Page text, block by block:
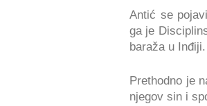
Antić se
ga je
baraža u Inđiji.
Prethodno je
njegov sin i